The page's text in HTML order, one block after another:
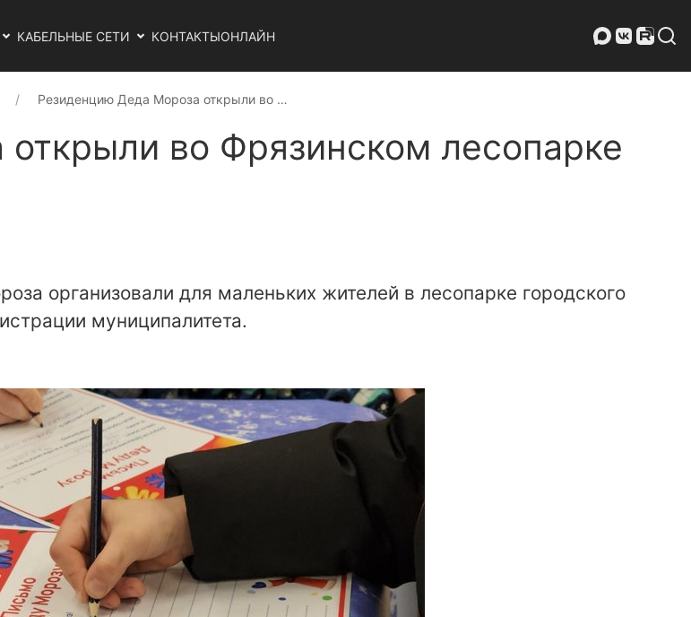
КАБЕЛЬНЫЕ СЕТИ КОНТАКТЫОНЛАЙН
Резиденцию Деда Мороза открыли во …
во Фрязинском лесопарке
организовали для маленьких жителей в лесопарке городского
муниципалитета.